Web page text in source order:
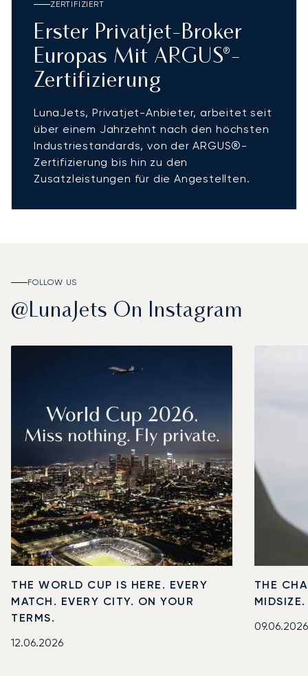
ZERTIFIZIERT
Erster Privatjet-Broker
Europas Mit ARGUS®-
Zertifizierung
LunaJets, Privatjet-Anbieter, arbeitet seit
über einem Jahrzehnt nach den höchsten
Industriestandards, von der ARGUS®-
Zertifizierung bis hin zu den
Zusatzleistungen für die Angestellten.
FOLLOW US
@LunaJets On Instagram
THE WORLD CUP IS HERE. EVERY
MATCH. EVERY CITY. ON YOUR
TERMS.
12.06.2026
THE
09.06.2026